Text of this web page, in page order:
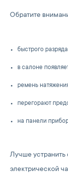
Обратите
быстрого
в салоне
ремень
перегорают
на панели
Лучше
электрической